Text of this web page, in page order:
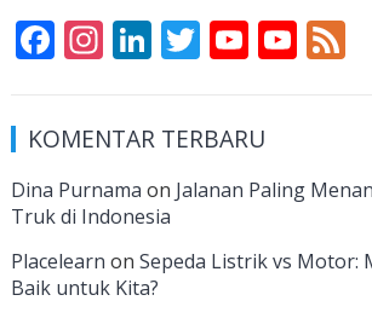
F
e
b
o
o
k
In
a
gr
a
m
Li
k
e
dI
n
T
itt
er
Y
u
T
u
e
Y
u
e
F
KOMENTAR TERBARU
Dina Purnama on Jalanan Paling
Truk di Indonesia
Placelearn on Sepeda Listrik vs Motor:
Baik untuk Kita?